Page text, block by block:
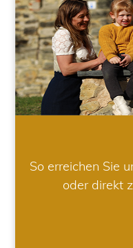
So erreichen Sie
oder direkt